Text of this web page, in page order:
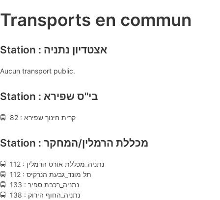
Transports en commun
Station : אצטדיון נתניה
Aucun transport public.
Station : בי''ס שפירא
🚍 82 : קרית חינוך שפירא
Station : מכללת הרמלין/המחקר
🚍 112 : נתניה_מכללת אורט הרמלין
🚍 112 : תל מונד_גבעת הנרקיס
🚍 133 : נתניה_רכבת ספיר
🚍 138 : נתניה_החוף הירוק